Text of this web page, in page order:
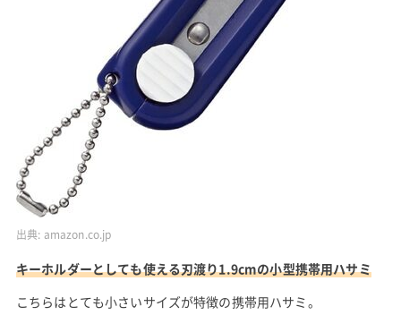
出典: amazon.co.jp
キーホルダーとしても使える刃渡り1.9cmの小型携帯用ハサミ
こちらはとても小さいサイズが特徴の携帯用ハサミ。